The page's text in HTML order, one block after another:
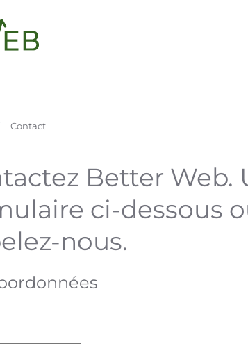
Contact
Better Web.
ci-dessous ou